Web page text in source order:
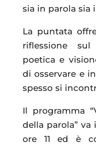
sia in parola sia
La puntata
riflessione
poetica e
di osservare e
spesso si
Il programma
della parola”
ore 11 ed è